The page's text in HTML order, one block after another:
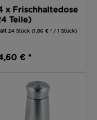
x Frischhaltedose
Teile)
24 Stück(1,86 € * / 1 Stück)
€ *